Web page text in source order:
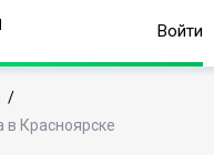
Войти
/
в Красноярске